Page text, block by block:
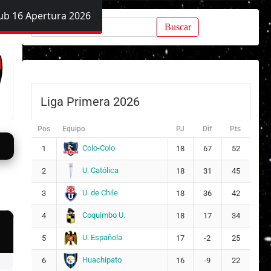
16 Apertura 2026
Buscar:
Liga Primera 2026
Pos Equipo PJ Dif Pts
1 Colo-Colo 18 67 52
2 U. Católica 18 31 45
3 U. de Chile 18 36 42
4 Coquimbo U. 18 17 34
5 U. Española 17 -2 25
6 Huachipato 16 -9 22